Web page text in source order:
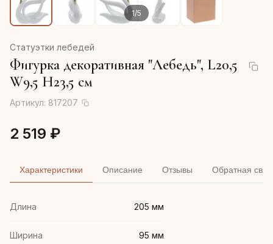
1/5
Статуэтки лебедей
Фигурка декоративная "Лебедь", L20,5
W9,5 H23,5 см
Артикул: 817207
2 519 ₽
Характеристики Описание Отзывы Обратная
Длина 205 мм
Ширина 95 мм